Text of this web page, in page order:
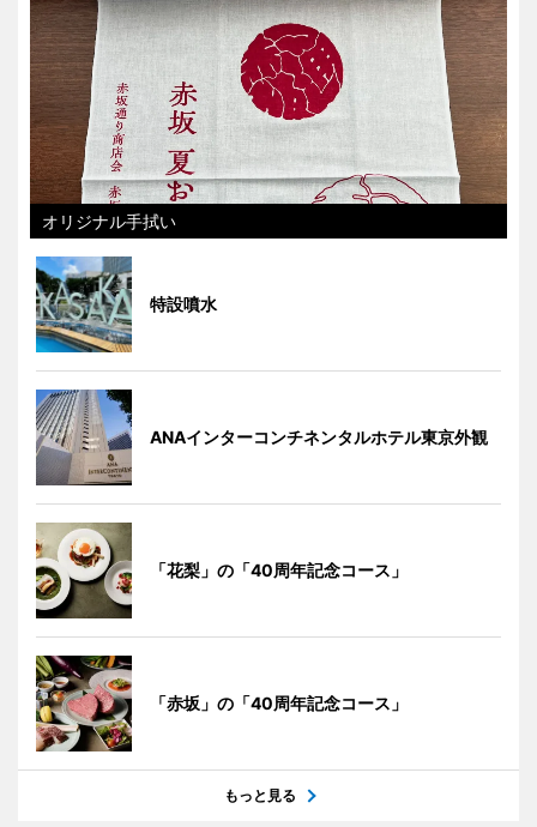
オリジナル手拭い
特設噴水
ANAインターコンチネンタルホテル東京外観
「花梨」の「40周年記念コース」
「赤坂」の「40周年記念コース」
もっと見る